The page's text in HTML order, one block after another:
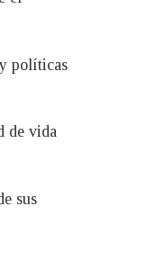
políticas
de vida
sus